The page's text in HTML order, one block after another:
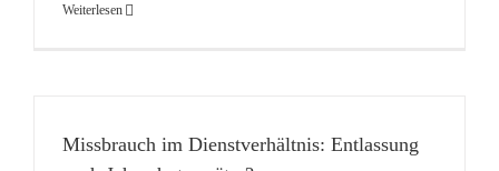
Weiterlesen
Missbrauch im Dienstverhältnis: Entlassung